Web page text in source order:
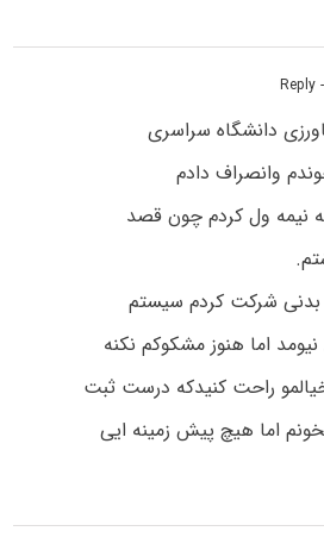
-
وانصراف دادم
نیمه ول کردم چون قصد
بدنی شرکت کردم سیستم
اما هنوز مشکوکم نکنه
راحت کنیدکه درست ثبت
اما هیچ پیش زمینه ایی